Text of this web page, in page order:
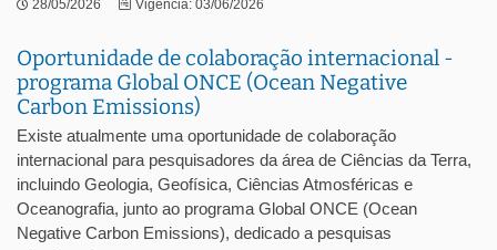
28/05/2026 Vigência: 03/06/2026
Oportunidade de colaboração internacional -
programa Global ONCE (Ocean Negative
Carbon Emissions)
Existe atualmente uma oportunidade de colaboração
internacional para pesquisadores da área de Ciências da Terra,
incluindo Geologia, Geofísica, Ciências Atmosféricas e
Oceanografia, junto ao programa Global ONCE (Ocean
Negative Carbon Emissions), dedicado a pesquisas